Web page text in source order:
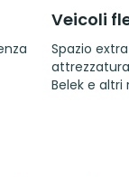
Veicoli
Spazio
Belek e altri